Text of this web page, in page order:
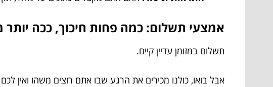
אמצעי תשלום: כמה פחות חיכוך, ככה יותר
תשלום במזומן עדיין קיים.
אבל בואו, כולנו מכירים את הרגע שבו אתם רוצים משהו ואין